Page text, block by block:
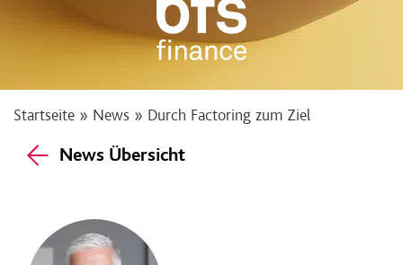
Startseite » News » Durch Factoring zum Ziel
News Übersicht